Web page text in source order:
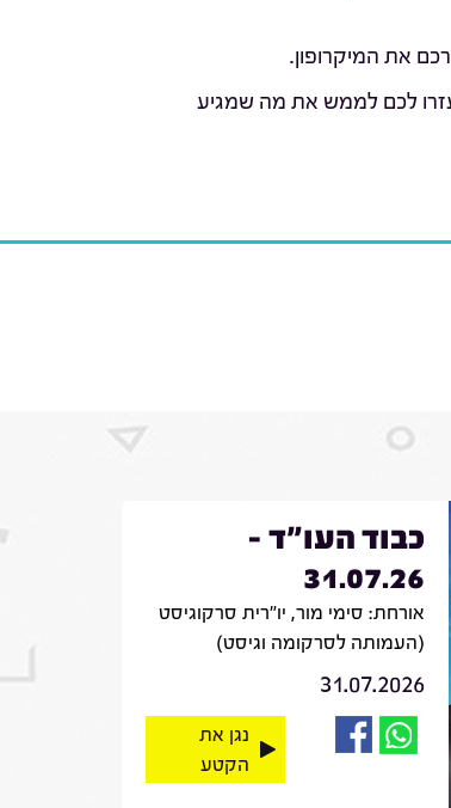
את המיקרופון.
לכם לממש את מה שמגיע
כבוד העו"ד -
31.07.26
אורחת: סימי מור, יו"רית סרקוגיסט
(העמותה לסרקומה וגיסט)
31.07.2026
נגן את
הקטע